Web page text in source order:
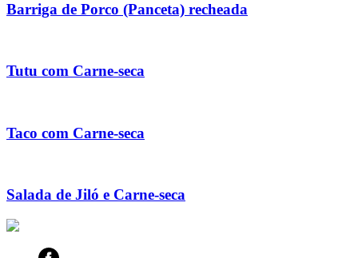
Barriga de Porco (Panceta) recheada
Tutu com Carne-seca
Taco com Carne-seca
Salada de Jiló e Carne-seca